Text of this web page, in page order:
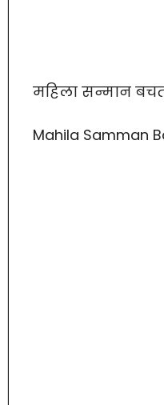
महिला सन्मान
Mahila Samman